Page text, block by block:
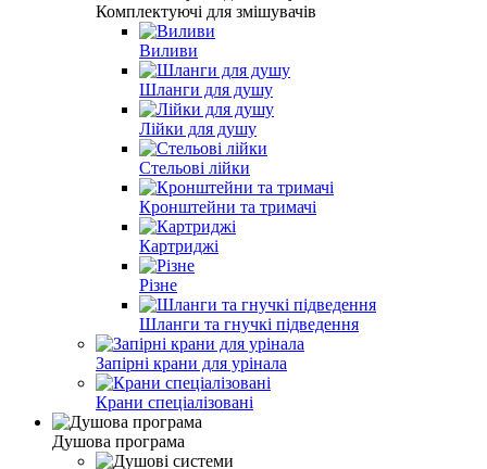
Комплектуючі для змішувачів
Виливи
Шланги для душу
Лійки для душу
Стельові лійки
Кронштейни та тримачі
Картриджі
Різне
Шланги та гнучкі підведення
Запірні крани для урінала
Крани спеціалізовані
Душова програма